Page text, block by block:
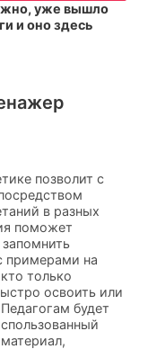
уже вышло
и оно здесь
позволит с
в разных
поможет
примерами на
только
освоить или
будет